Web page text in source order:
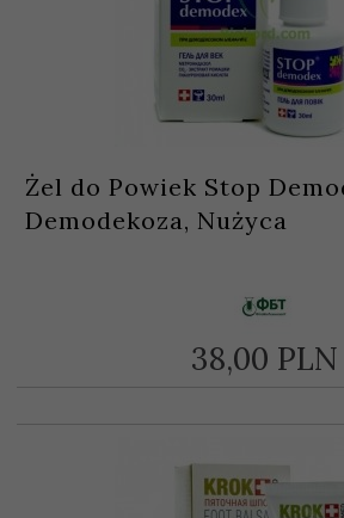
Żel do Powiek Stop
Demodekoza, Nużyca
38,00 PLN